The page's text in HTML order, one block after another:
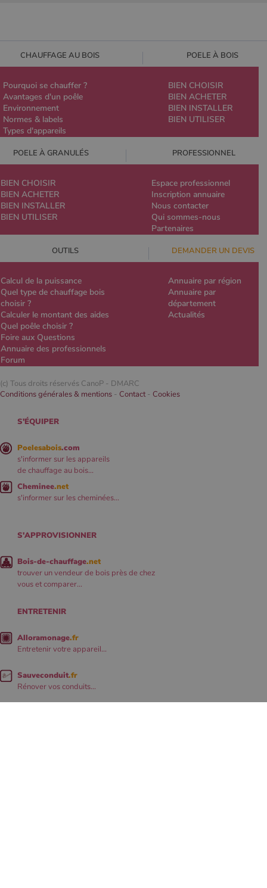
CHAUFFAGE AU BOIS POELE À BOIS
Pourquoi se chauffer ?
Avantages d'un poêle
Environnement
Normes & labels
Types d'appareils
BIEN CHOISIR
BIEN ACHETER
BIEN INSTALLER
BIEN UTILISER
POELE À GRANULÉS PROFESSIONNEL
BIEN CHOISIR
BIEN ACHETER
BIEN INSTALLER
BIEN UTILISER
Espace professionnel
Inscription annuaire
Nous contacter
Qui sommes-nous
Partenaires
OUTILS DEMANDER UN DEVIS
Calcul de la puissance
Quel type de chauffage bois
choisir ?
Calculer le montant des aides
Quel poêle choisir ?
Foire aux Questions
Annuaire des professionnels
Forum
Annuaire par région
Annuaire par
département
Actualités
(c) Tous droits réservés CanoP - DMARC
Conditions générales & mentions - Contact- Cookies
S'ÉQUIPER
Poelesabois.com
s'informer sur les appareils
de chauffage au bois...
Cheminee.net
s'informer sur les cheminées...
S'APPROVISIONNER
Bois-de-chauffage.net
trouver un vendeur de bois près de chez
vous et comparer...
ENTRETENIR
Alloramonage.fr
Entretenir votre appareil...
Sauveconduit.fr
Rénover vos conduits...